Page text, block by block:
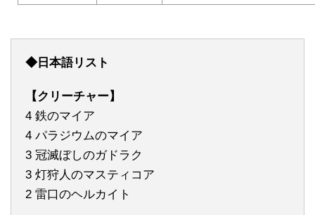
◆日本語リスト
【クリーチャー】
4 鉄のマイア
4 パラジウムのマイア
3 冠滅ぼしのガドラク
3 灯狩人のマスティコア
2 雷口のヘルカイト